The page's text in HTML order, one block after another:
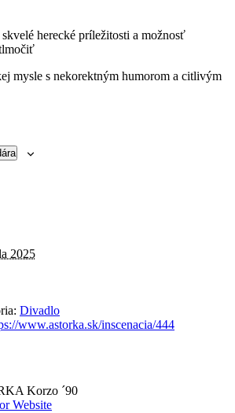
herecké príležitosti a možnosť
mysle s nekorektným humorom a citlivým
2025
Divadlo
www.astorka.sk/inscenacia/444
Korzo ´90
Website